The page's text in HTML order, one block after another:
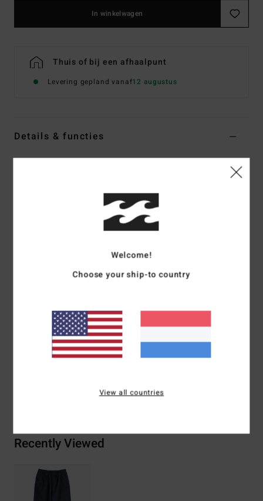
In winkelwagen
Thuis of bij een afhaalpunt
Levering gepland vanaf12 augustus
Details & functies
Middelzware katoenen twillstof
Relaxed model
Trekkoord aan de binnenkant
Paspelzakken op de achterkant
Andere kenmerken:Riemlussen
Samenstelling[Hoofdstof] 100% katoen
Bezorging & Retour
Recently Viewed
Welcome!
Choose your ship-to country
View all countries